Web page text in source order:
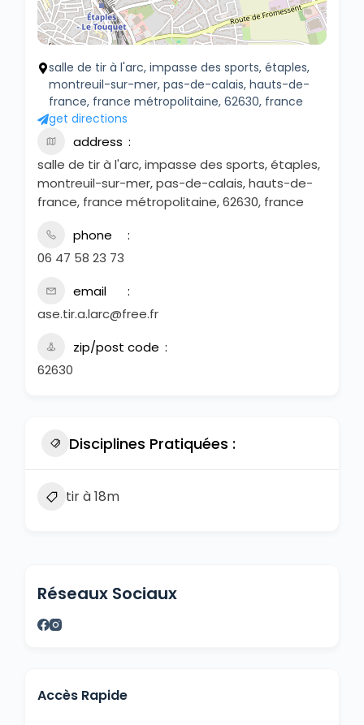
salle de tir à l'arc, impasse des sports, étaples,
montreuil-sur-mer, pas-de-calais, hauts-de-
france, france métropolitaine, 62630, france
get directions
address
salle de tir à l'arc, impasse des sports, étaples,
montreuil-sur-mer, pas-de-calais, hauts-de-
france, france métropolitaine, 62630, france
phone
06 47 58 23 73
email
ase.tir.a.larc@free.fr
zip/post code
62630
Disciplines Pratiquées :
tir à 18m
Réseaux Sociaux
Accès Rapide